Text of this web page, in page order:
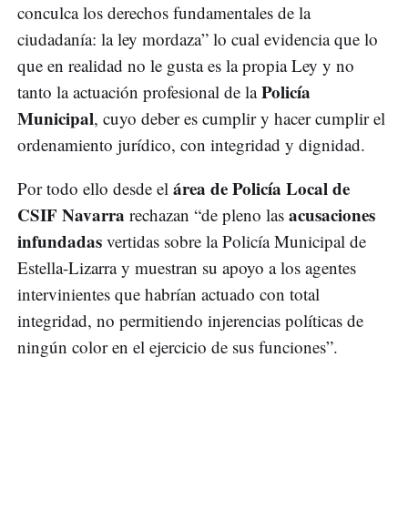
conculca los derechos fundamentales de la
ciudadanía: la ley mordaza” lo cual evidencia que lo
que en realidad no le gusta es la propia Ley y no
tanto la actuación profesional de laPolicía
Municipal, cuyo deber es cumplir y hacer cumplir el
ordenamiento jurídico, con integridad y dignidad.
Por todo ello desde el área de Policía Local de
CSIF Navarra rechazan “de pleno las acusaciones
infundadas vertidas sobre la Policía Municipal de
Estella-Lizarra y muestran su apoyo a los agentes
intervinientes que habrían actuado con total
integridad, no permitiendo injerencias políticas de
ningún color en el ejercicio de sus funciones”.